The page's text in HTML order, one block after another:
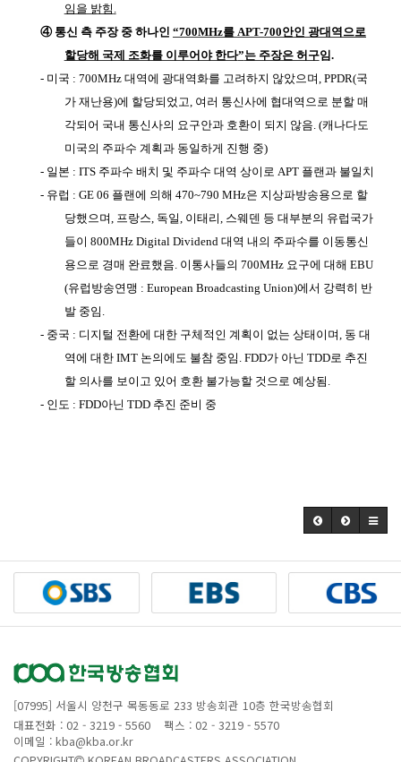
임을 밝힘
④ 통신 측 주장 중 하나인 “700MHz를 APT-700안인 광대역으로
할당해 국제 조화를 이루어야 한다”는 주장은 허구임 .
- 미국 : 700MHz 대역에 광대역화를 고려하지 않았으며 , PPDR(국
가 재난용)에 할당되었고 여러 통신사에 협대역으로 분할 매
각되어 국내 통신사의 요구안과 호환이 되지 않음 . (캐나다도
미국의 주파수 계획과 동일하게 진행 중)
- 일본 : ITS 주파수 배치 및 주파수 대역 상이로 APT 플랜과 불일치
- 유럽 : GE 06 플랜에 의해 470~790 MHz은 지상파방송용으로 할
당했으며 프랑스 독일 이태리 스웨덴 등 대부분의 유럽국가
들이 800MHz Digital Dividend 대역 내의 주파수를 이동통신
용으로 경매 완료했음 이통사들의 700MHz 요구에 대해 EBU
(유럽방송연맹 : European Broadcasting Union)에서 강력히 반
발 중임
- 중국 : 디지털 전환에 대한 구체적인 계획이 없는 상태이며 동 대
역에 대한 IMT 논의에도 불참 중임 . FDD가 아닌 TDD로 추진
할 의사를 보이고 있어 호환 불가능할 것으로 예상됨
- 인도 : FDD아닌 TDD 추진 준비 중
[07995] 서울시 양천구 목동동로 233 방송회관 10층 한국방송협회
대표전화 : 02 - 3219 - 5560
팩스 : 02 - 3219 - 5570
이메일 : kba@kba.or.kr